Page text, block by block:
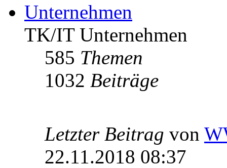
Unternehmen
TK/IT Unternehmen
585 Themen
1032 Beiträge
Letzter Beitrag von
22.11.2018 08:37